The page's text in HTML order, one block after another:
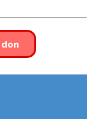
don